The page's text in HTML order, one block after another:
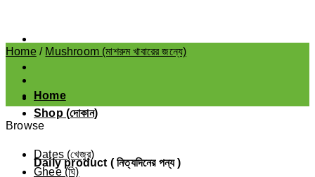
Home
Shop (দোকান)
Daily product ( নিত্যদিনের পন্য )
Home / Mushroom (মাশরুম খাবারের জন্যে)
Browse
Dates (খেজুর)
Ghee (ঘি)